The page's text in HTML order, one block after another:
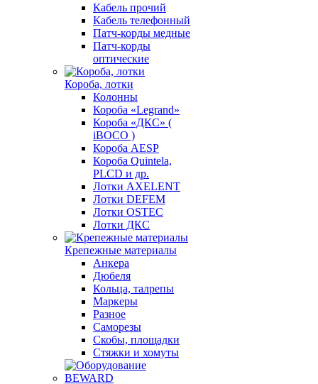
Кабель прочий
Кабель телефонный
Патч-корды медные
Патч-корды
оптические
Короба, лотки
Колонны
Короба «Legrand»
Короба «ДКС» (
iBOCO )
Короба AESP
Короба Quintela,
PLCD и др.
Лотки AXELENT
Лотки DEFEM
Лотки OSTEC
Лотки ДКС
Крепежные материалы
Анкера
Дюбеля
Кольца, талрепы
Маркеры
Разное
Саморезы
Скобы, площадки
Стяжки и хомуты